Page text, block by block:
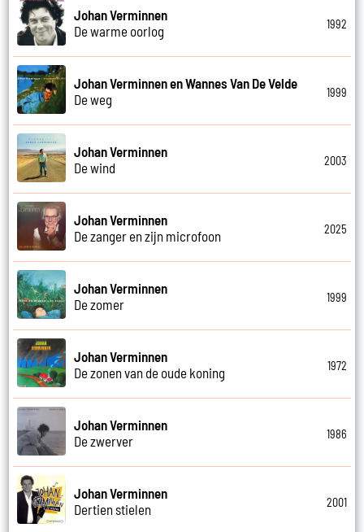
Johan Verminnen
De warme oorlog
1992
Johan Verminnen en Wannes Van De Velde
De weg
1999
Johan Verminnen
De wind
2003
Johan Verminnen
De zanger en zijn microfoon
2025
Johan Verminnen
De zomer
1999
Johan Verminnen
De zonen van de oude koning
1972
Johan Verminnen
De zwerver
1986
Johan Verminnen
Dertien stielen
2001